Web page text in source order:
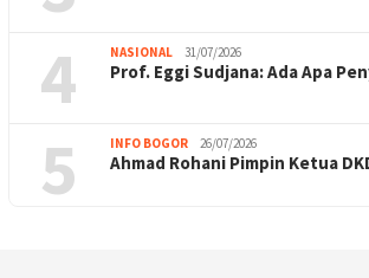
4 NASIONAL 31/07/2026
Prof. Eggi Sudjana: Ada Apa
5 INFO BOGOR 26/07/2026
Ahmad Rohani Pimpin Ketua